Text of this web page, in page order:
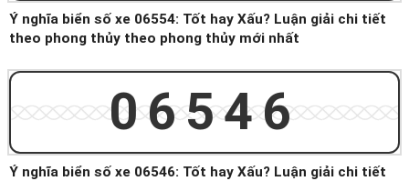
Ý nghĩa biển số xe 06554: Tốt hay Xấu? Luận giải chi tiết
theo phong thủy theo phong thủy mới nhất
06546
Ý nghĩa biển số xe 06546: Tốt hay Xấu? Luận giải chi tiết